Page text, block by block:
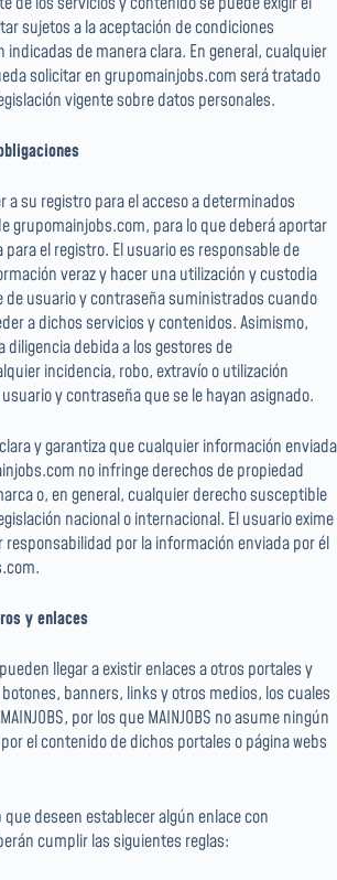
sujetos a la aceptación de condiciones
de manera clara. En general, cualquier
solicitar en grupomainjobs.com será tratado
vigente sobre datos personales.
a su registro para el acceso a determinados
grupomainjobs.com, para lo que deberá aportar
el registro. El usuario es responsable de
veraz y hacer una utilización y custodia
de usuario y contraseña suministrados cuando
a dichos servicios y contenidos. Asimismo,
diligencia debida a los gestores de
incidencia, robo, extravío o utilización
y contraseña que se le hayan asignado.
y garantiza que cualquier información enviada
no infringe derechos de propiedad
o, en general, cualquier derecho susceptible
nacional o internacional. El usuario exime
responsabilidad por la información enviada por él
y enlaces
llegar a existir enlaces a otros portales y
banners, links y otros medios, los cuales
por los que MAINJOBS no asume ningún
el contenido de dichos portales o página webs
deseen establecer algún enlace con
cumplir las siguientes reglas: